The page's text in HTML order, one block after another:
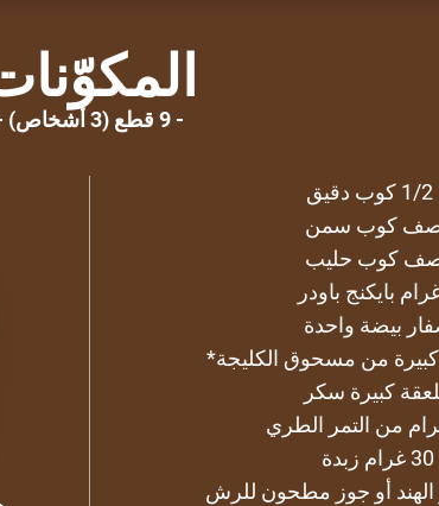
9 قطع (3 أشخاص)
كوب سمن
كوب حليب
بيضة واحدة
من مسحوق الكليجة*
كبيرة سكر
30 غرام زبدة
أو جوز مطحون للرش